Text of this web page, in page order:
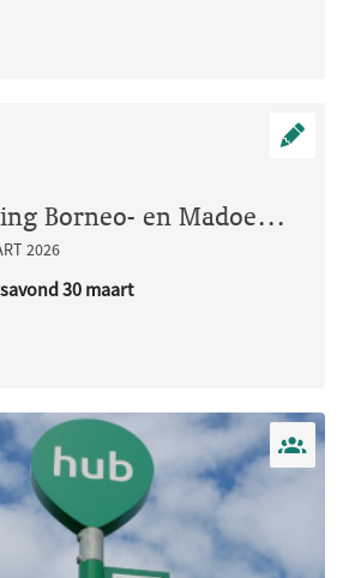
Rioolvervanging Borneo- en Madoerastraat
2026
30 maart